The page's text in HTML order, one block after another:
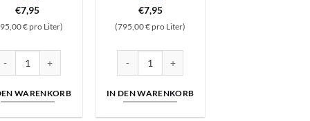
€7,95
€ pro Liter)
WARENKORB
€7,95
(795,00 € pro Liter)
IN DEN WARENKORB